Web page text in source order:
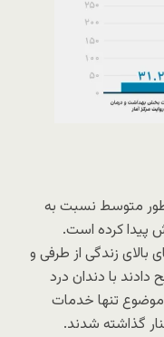
در اسفند ۱۴۰۳، به طور متوسط نسبت به
۱۱۰ درصد افزایش پیدا کرده است.
بالای زندگی از طرفی و
با دندان درد
موضوع تنها خدمات
گذاشته شدند.